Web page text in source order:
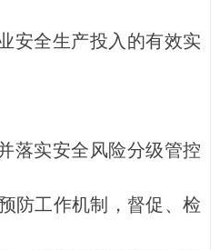
全生产投入的有效实
实安全风险分级管控
防工作机制，督促、检